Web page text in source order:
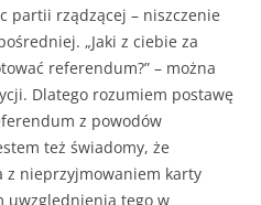
partii rządzącej – niszczenie
„Jaki z ciebie za
referendum?” – można
Dlatego rozumiem postawę
z powodów
też świadomy, że
z nieprzyjmowaniem karty
tego w